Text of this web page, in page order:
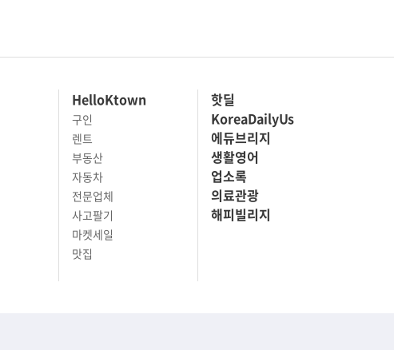
HelloKtown
구인
렌트
부동산
자동차
전문업체
사고팔기
마켓세일
맛집
핫딜
KoreaDailyUs
에듀브리지
생활영어
업소록
의료관광
해피빌리지